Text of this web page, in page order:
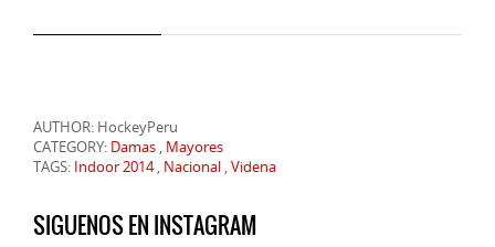
AUTHOR: HockeyPeru
CATEGORY: Damas , Mayores
TAGS: Indoor 2014, Nacional ,Videna
SIGUENOS EN INSTAGRAM